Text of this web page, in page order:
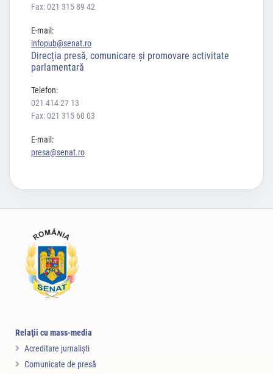
Fax: 021 315 89 42
E-mail:
infopub@senat.ro
Direcția presă, comunicare și promovare activitate
parlamentară
Telefon:
021 414 27 13
Fax: 021 315 60 03
E-mail:
presa@senat.ro
Relaţii cu mass-media
Acreditare jurnalişti
Comunicate de presă